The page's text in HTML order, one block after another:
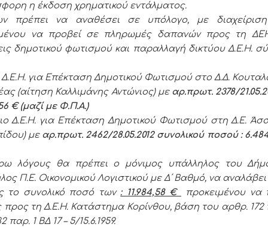
η έκδοση χρηματικού εντάλματος.
πρέπει να αναθέσει σε υπόλογο, με διαχείριση
να προβεί σε πληρωμές δαπανών προς τη
δημοτικού φωτισμού και παραλλαγή δικτύου Δ.Ε.Η.
για Eπέκταση Δημοτικού Φωτισμού στο Δ.Δ.
(αίτηση Καλλιμάνης Αντώνιος) με αρ.πρωτ. 2378/
€ (μαζί με Φ.Π.Α.)
Δ.Ε.Η. για Eπέκταση Δημοτικού Φωτισμού στη Δ.Ε.
με αρ.πρωτ. 2462/28.05.2012 συνολικού ποσού :
λόγους θα πρέπει ο μόνιμος υπάλληλος του
Π.Ε. Οικονομικού Λογιστικού με Δ΄ Βαθμό, να
το συνολικό ποσό των : 11.984,58 €
προκειμένου να
τη Δ.Ε.Η. Κατάστημα Κορίνθου, βάση του αρθρ. 172
1 ΒΔ 17 – 5/15.6.1959.